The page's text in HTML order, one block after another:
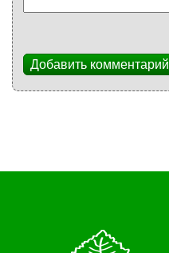
Добавить комментарий